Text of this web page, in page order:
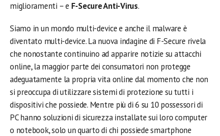
miglioramenti – e F-Secure Anti-Virus.
Siamo in un mondo multi-device e anche il malware è
diventato multi-device. La nuova indagine di F-Secure rivela
che nonostante continuino ad apparire notizie su attacchi
online, la maggior parte dei consumatori non protegge
adeguatamente la propria vita online dal momento che non
si preoccupa di utilizzare sistemi di protezione su tutti i
dispositivi che possiede. Mentre più di 6 su 10 possessori di
PC hanno soluzioni di sicurezza installate sui loro computer
o notebook, solo un quarto di chi possiede smartphone